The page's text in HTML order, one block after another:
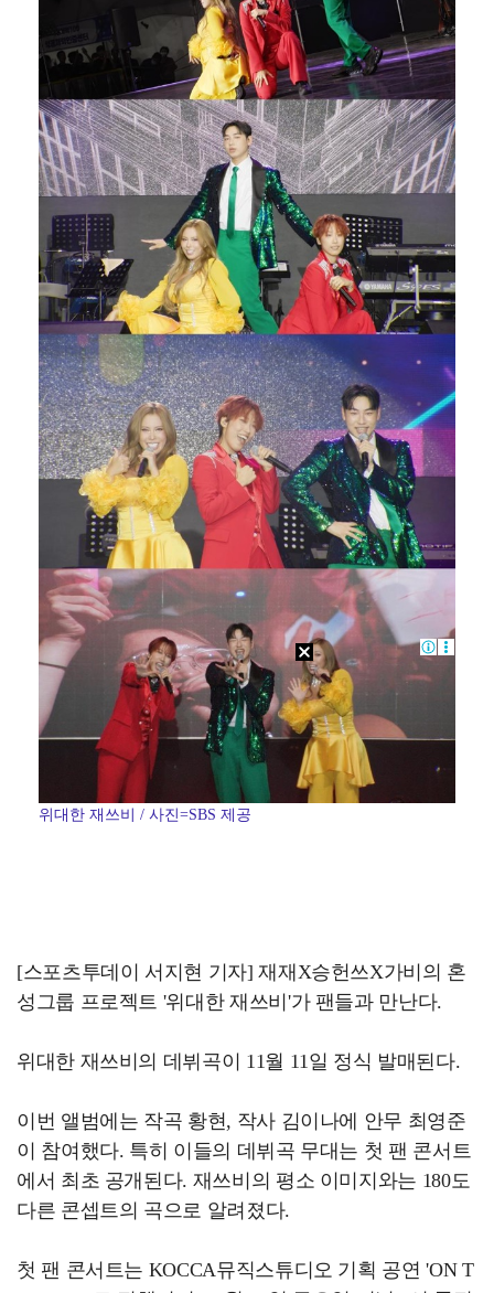
위대한 재쓰비 / 사진=SBS 제공
[스포츠투데이 서지현 기자] 재재X승헌쓰X가비의 혼
성그룹 프로젝트 '위대한 재쓰비'가 팬들과 만난다.
위대한 재쓰비의 데뷔곡이 11월 11일 정식 발매된다.
이번 앨범에는 작곡 황현, 작사 김이나에 안무 최영준
이 참여했다. 특히 이들의 데뷔곡 무대는 첫 팬 콘서트
에서 최초 공개된다. 재쓰비의 평소 이미지와는 180도
다른 콘셉트의 곡으로 알려졌다.
첫 팬 콘서트는 KOCCA뮤직스튜디오 기획 공연 'ON T